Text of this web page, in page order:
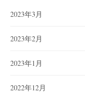
2023年3月
2023年2月
2023年1月
2022年12月